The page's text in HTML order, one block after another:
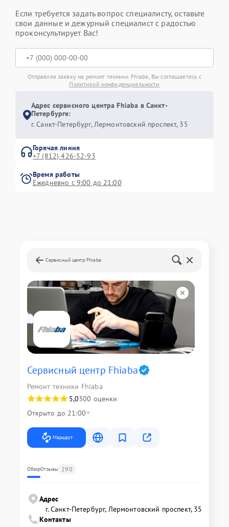
Если требуется задать вопрос специалисту, оставьте
свои данные и дежурный специалист с радостью
проконсультирует Вас!
Отправляя заявку на ремонт техники Fhiaba, Вы соглашаетесь с
Политикой конфиденциальности
Адрес сервисного центра Fhiaba в Санкт-
Петербурге:
г. Санкт-Петербург, Лермонтовский проспект, 35
Горячая линия
+7 (812) 426-52-93
Время работы
Ежедневно с 9:00 до 21:00
Сервисный центр Fhiaba
Сервисный центр Fhiaba
Ремонт техники Fhiaba
5,0300 оценки
Открыто до 21:00
Маршрут
ОбзорОтзывы 290
Адрес
г. Санкт-Петербург, Лермонтовский проспект, 35
Контакты